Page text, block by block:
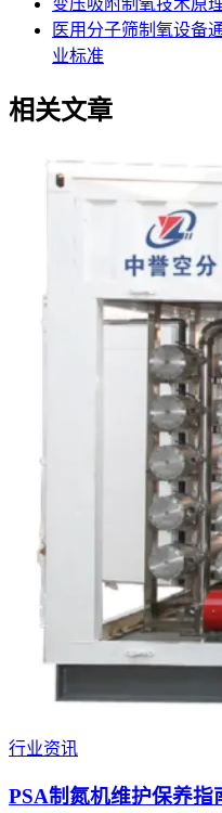
医用分子筛制氧设备
业标准
相关文章
行业资讯
PSA制氮机维护保养